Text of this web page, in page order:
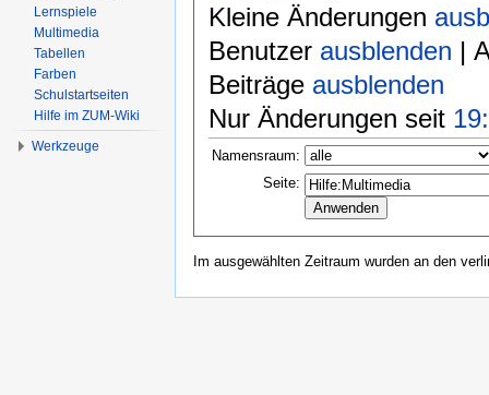
Kleine Änderungen
Benutzer ausblenden |
Beiträge ausblenden
Nur Änderungen seit
Namensraum:
Seite:
Im ausgewählten Zeitraum wurden an den
Lernspiele
Multimedia
Tabellen
Farben
Schulstartseiten
Hilfe im ZUM-Wiki
Werkzeuge